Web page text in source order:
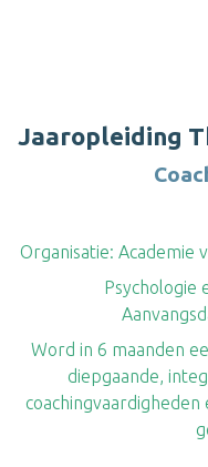
Jaaropleiding
Organisatie: Academie
Psychologie
Word in 6 maanden
diepgaande,